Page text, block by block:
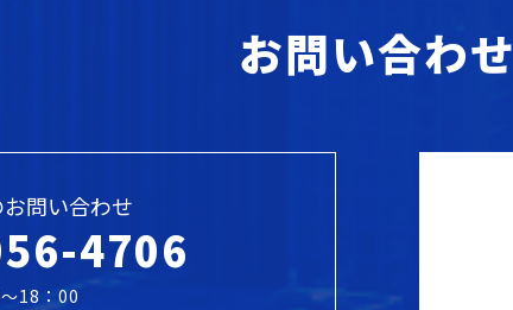
お問い合わせ
問い合わせ
4706
18：00